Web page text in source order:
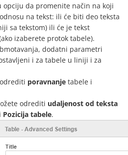
opciju da promenite način na koji
na tekst: ili će biti deo teksta
sa tekstom) ili će je tekst
izaberete protok tabele).
dodatni parametri
i za tabele u liniji i za
poravnanje tabele i
odrediti udaljenost od teksta
Pozicija tabele.